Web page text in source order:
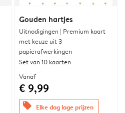
Gouden hartjes
Uitnodigingen | Premium kaart
met keuze uit 3
papierafwerkingen
Set van 10 kaarten
Vanaf
€ 9,99
offers Elke dag lage prijzen